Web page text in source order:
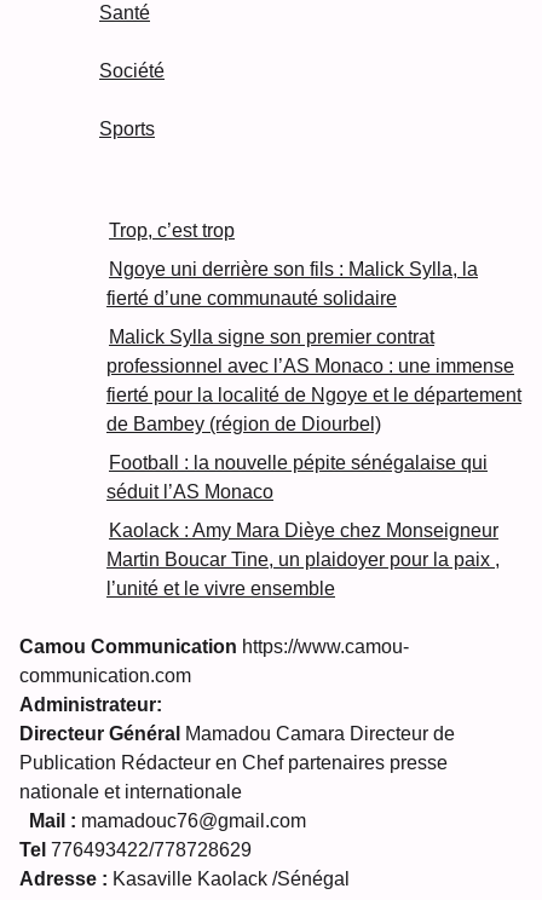
Santé
Société
Sports
Trop, c’est trop
Ngoye uni derrière son fils : Malick Sylla, la
fierté d’une communauté solidaire
Malick Sylla signe son premier contrat
professionnel avec l’AS Monaco : une immense
fierté pour la localité de Ngoye et le département
de Bambey (région de Diourbel)
Football : la nouvelle pépite sénégalaise qui
séduit l’AS Monaco
Kaolack : Amy Mara Dièye chez Monseigneur
Martin Boucar Tine, un plaidoyer pour la paix ,
l’unité et le vivre ensemble
Camou Communication https://www.camou-
communication.com
Administrateur:
Directeur Général Mamadou Camara Directeur de
Publication Rédacteur en Chef partenaires presse
nationale et internationale
Mail : mamadouc76@gmail.com
Tel 776493422/778728629
Adresse : Kasaville Kaolack /Sénégal